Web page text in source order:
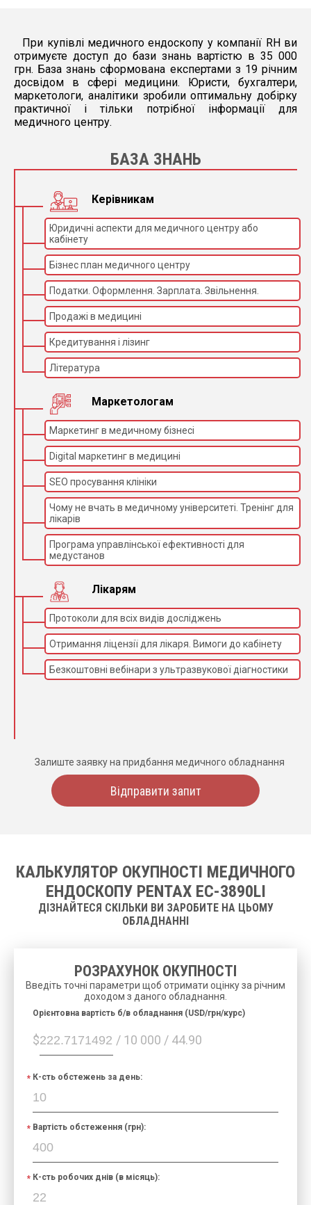
При купівлі медичного ендоскопу у компанії RH ви
отримуєте доступ до бази знань вартістю в 35 000
грн. База знань сформована експертами з 19 річним
досвідом в сфері медицини. Юристи, бухгалтери,
маркетологи, аналітики зробили оптимальну добірку
практичної і тільки потрібної інформації для
медичного центру.
БАЗА ЗНАНЬ
Керівникам
Юридичні аспекти для медичного центру або
кабінету
Бізнес план медичного центру
Податки. Оформлення. Зарплата. Звільнення.
Продажі в медицині
Кредитування і лізинг
Література
Маркетологам
Маркетинг в медичному бізнесі
Digital маркетинг в медицині
SEO просування клініки
Чому не вчать в медичному університеті. Тренінг для
лікарів
Програма управлінської ефективності для
медустанов
Лікарям
Протоколи для всіх видів досліджень
Отримання ліцензії для лікаря. Вимоги до кабінету
Безкоштовні вебінари з ультразвукової діагностики
Залиште заявку на придбання медичного обладнання
Відправити запит
КАЛЬКУЛЯТОР ОКУПНОСТІ МЕДИЧНОГО
ЕНДОСКОПУ PENTAX EC-3890LI
ДІЗНАЙТЕСЯ СКІЛЬКИ ВИ ЗАРОБИТЕ НА ЦЬОМУ
ОБЛАДНАННІ
РОЗРАХУНОК ОКУПНОСТІ
Введіть точні параметри щоб отримати оцінку за річним
доходом з даного обладнання.
$ / 10 000 / 44.90
Орієнтовна вартість б/в обладнання (USD/грн/курс)
К-сть обстежень за день:
Вартість обстеження (грн):
К-сть робочих днів (в місяць):